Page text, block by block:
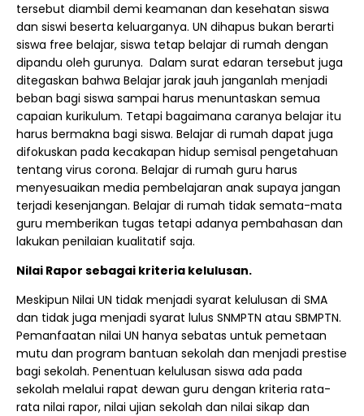
tersebut diambil demi keamanan dan kesehatan siswa
dan siswi beserta keluarganya. UN dihapus bukan berarti
siswa free belajar, siswa tetap belajar di rumah dengan
dipandu oleh gurunya. Dalam surat edaran tersebut juga
ditegaskan bahwa Belajar jarak jauh janganlah menjadi
beban bagi siswa sampai harus menuntaskan semua
capaian kurikulum. Tetapi bagaimana caranya belajar itu
harus bermakna bagi siswa. Belajar di rumah dapat juga
difokuskan pada kecakapan hidup semisal pengetahuan
tentang virus corona. Belajar di rumah guru harus
menyesuaikan media pembelajaran anak supaya jangan
terjadi kesenjangan. Belajar di rumah tidak semata-mata
guru memberikan tugas tetapi adanya pembahasan dan
lakukan penilaian kualitatif saja.
Nilai Rapor sebagai kriteria kelulusan.
Meskipun Nilai UN tidak menjadi syarat kelulusan di SMA
dan tidak juga menjadi syarat lulus SNMPTN atau SBMPTN.
Pemanfaatan nilai UN hanya sebatas untuk pemetaan
mutu dan program bantuan sekolah dan menjadi prestise
bagi sekolah. Penentuan kelulusan siswa ada pada
sekolah melalui rapat dewan guru dengan kriteria rata-
rata nilai rapor, nilai ujian sekolah dan nilai sikap dan